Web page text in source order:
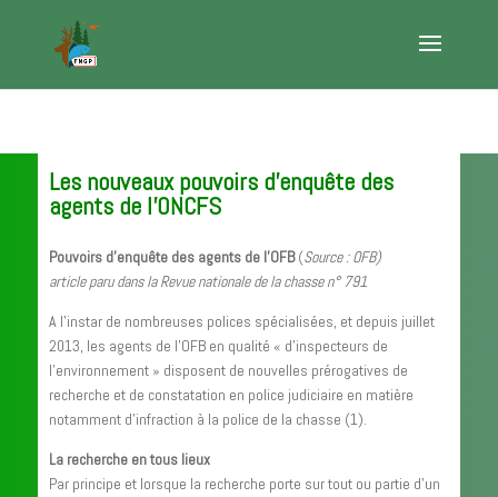
Les nouveaux pouvoirs d’enquête des
agents de l’ONCFS
Pouvoirs d’enquête des agents de l’OFB(Source : OFB)
article paru dans la Revue nationale de la chasse n° 791
A l’instar de nombreuses polices spécialisées, et depuis juillet
2013, les agents de l’OFB en qualité « d’inspecteurs de
l’environnement » disposent de nouvelles prérogatives de
recherche et de constatation en police judiciaire en matière
notamment d’infraction à la police de la chasse (1).
La recherche en tous lieux
Par principe et lorsque la recherche porte sur tout ou partie d’un